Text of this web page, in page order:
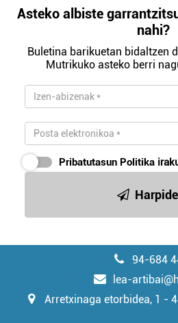
Asteko albiste
nahi?
Buletina barikuetan bidaltzen
Mutrikuko asteko berri
Pribatutasun Politika
94-684
lea-
Arretxinaga etorbidea, 1 -